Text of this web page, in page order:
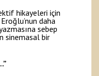
hikayeleri için
daha
sebep
sinemasal bir